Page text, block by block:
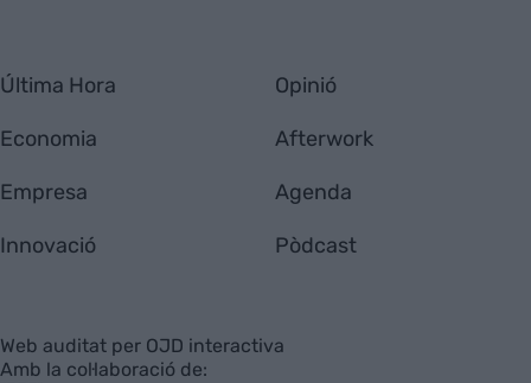
Última Hora
Economia
Empresa
Innovació
Opinió
Afterwork
Agenda
Pòdcast
Web auditat per OJD interactiva
Amb la col·laboració de: